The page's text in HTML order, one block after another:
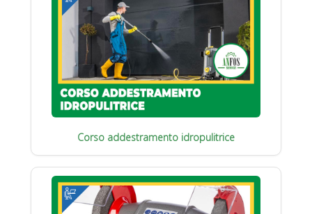
Corso addestramento idropulitrice